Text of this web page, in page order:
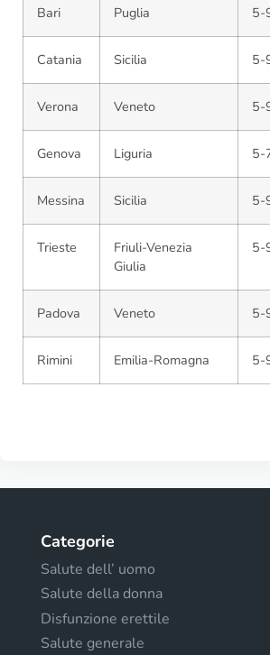
Bari Puglia 5-
Catania Sicilia 5-
Verona Veneto 5-
Genova Liguria 5-
Messina Sicilia 5-
Trieste
Friuli-Venezia
Giulia
5-
Padova Veneto 5-
Rimini Emilia-Romagna 5-
Categorie
Salute dell’ uomo
Salute della donna
Disfunzione erettile
Salute generale